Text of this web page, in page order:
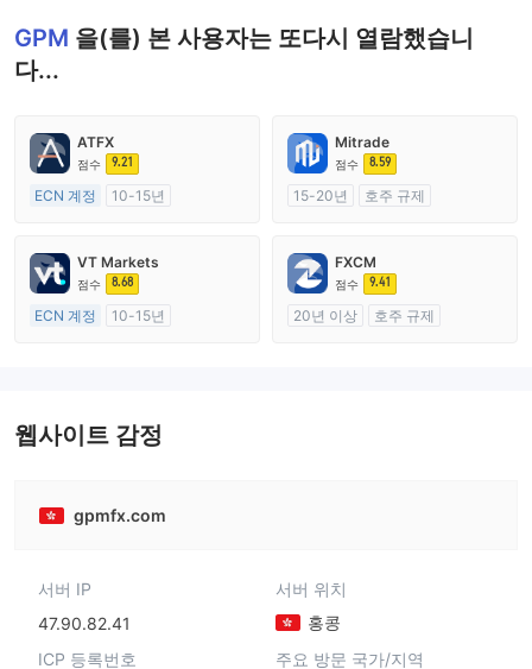
GPM 을(를) 본 사용자는 또다시 열람했습니
다...
ATFX
점수 9.21
ECN 계정
10-15년
외환 거래 라이선스 (MM)
마스터 레이블 MT4
Mitrade
점수 8.59
15-20년
호주 규제
자체 연구개발
VT Markets
점수 8.68
ECN 계정
10-15년
FXCM
점수 9.41
20년 이상
호주 규제
웹사이트 감정
gpmfx.com
서버 IP
47.90.82.41
서버 위치
홍콩
ICP 등록번호
주요 방문 국가/지역